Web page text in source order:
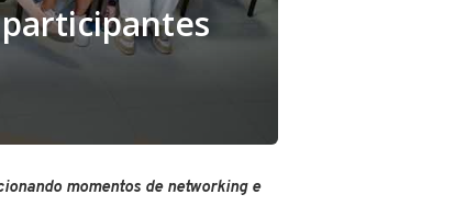
momentos de networking e